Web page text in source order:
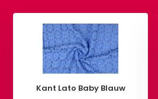
Kant Lato Baby Blauw